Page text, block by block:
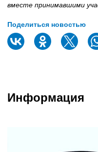
вместе принимавшими
Поделиться новостью
Информация